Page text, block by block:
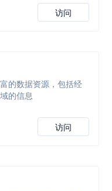
访问
的数据资源，包括经
的信息
访问